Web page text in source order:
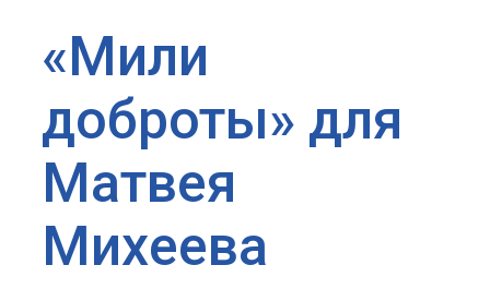
«Мили
доброты» для
Матвея
Михеева